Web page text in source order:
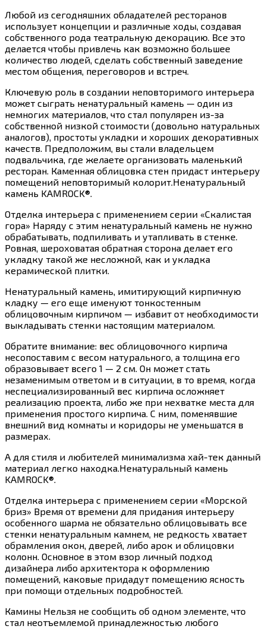
Любой из сегодняшних обладателей ресторанов
использует концепции и различные ходы, создавая
собственного рода театральную декорацию. Все это
делается чтобы привлечь как возможно большее
количество людей, сделать собственный заведение
местом общения, переговоров и встреч.
Ключевую роль в создании неповторимого интерьера
может сыграть ненатуральный камень — один из
немногих материалов, что стал популярен из-за
собственной низкой стоимости (довольно натуральных
аналогов), простоты укладки и хороших декоративных
качеств. Предположим, вы стали владельцем
подвальчика, где желаете организовать маленький
ресторан. Каменная облицовка стен придаст интерьеру
помещений неповторимый колорит.Ненатуральный
камень KAMROCK®.
Отделка интерьера с применением серии «Скалистая
гора» Наряду с этим ненатуральный камень не нужно
обрабатывать, подпиливать и утапливать в стенке.
Ровная, шероховатая обратная сторона делает его
укладку такой же несложной, как и укладка
керамической плитки.
Ненатуральный камень, имитирующий кирпичную
кладку — его еще именуют тонкостенным
облицовочным кирпичом — избавит от необходимости
выкладывать стенки настоящим материалом.
Обратите внимание: вес облицовочного кирпича
несопоставим с весом натурального, а толщина его
образовывает всего 1 — 2 см. Он может стать
незаменимым ответом и в ситуации, в то время, когда
неспециализированный вес кирпича осложняет
реализацию проекта, либо же при нехватке места для
применения простого кирпича. С ним, поменявшие
внешний вид комнаты и коридоры не уменьшатся в
размерах.
А для стиля и любителей минимализма хай-тек данный
материал легко находка.Ненатуральный камень
KAMROCK®.
Отделка интерьера с применением серии «Морской
бриз» Время от времени для придания интерьеру
особенного шарма не обязательно облицовывать все
стенки ненатуральным камнем, не редкость хватает
обрамления окон, дверей, либо арок и облицовки
колонн. Основное в этом взор личный подход
дизайнера либо архитектора к оформлению
помещений, каковые придадут помещению ясность
при помощи отдельных подробностей.
Камины Нельзя не сообщить об одном элементе, что
стал неотъемлемой принадлежностью любого